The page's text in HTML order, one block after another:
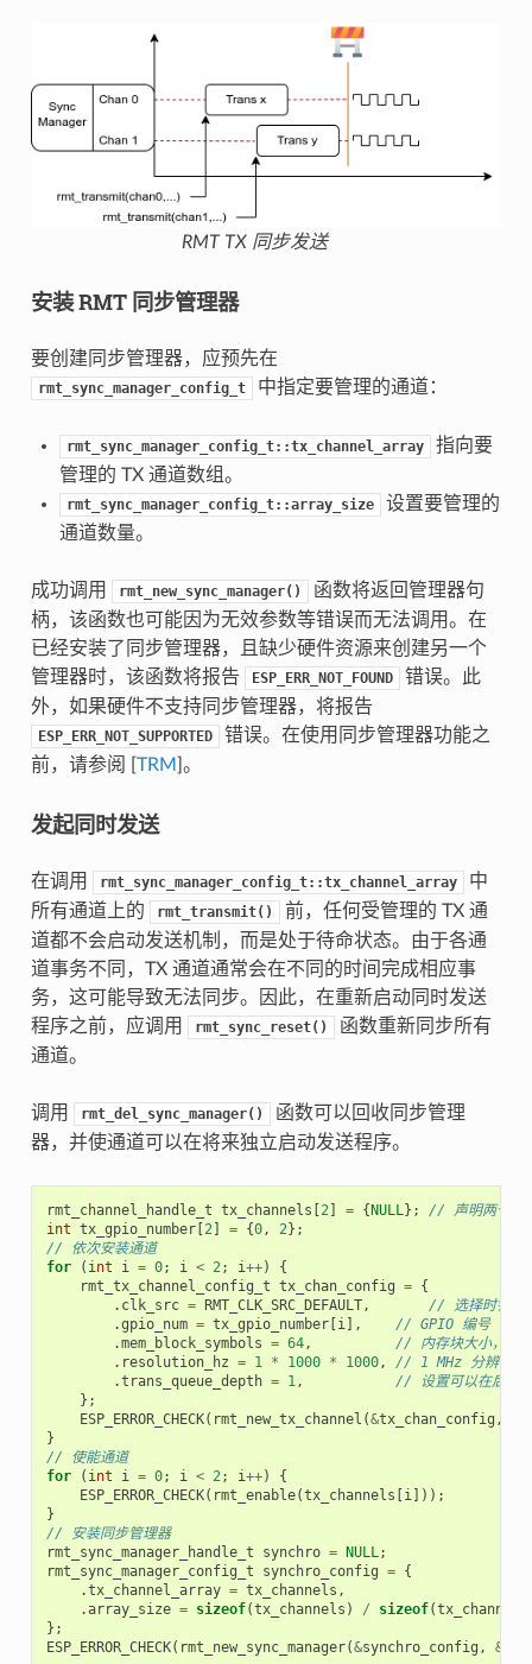
RMT TX 同步发送
安装 RMT 同步管理器
要创建同步管理器，应预先在
rmt_sync_manager_config_t 中指定要管理的通道：
rmt_sync_manager_config_t::tx_channel_array
指向要
管理的 TX 通道数组。
rmt_sync_manager_config_t::array_size
设置要管理的
通道数量。
成功调用 rmt_new_sync_manager()
函数将返回管理器句
柄，该函数也可能因为无效参数等错误而无法调用。在
已经安装了同步管理器，且缺少硬件资源来创建另一个
管理器时，该函数将报告
ESP_ERR_NOT_FOUND
错误。此
外，如果硬件不支持同步管理器，将报告
ESP_ERR_NOT_SUPPORTED
错误。在使用同步管理器功能之
前，请参阅 [ TRM ]。
发起同时发送
在调用 rmt_sync_manager_config_t::tx_channel_array
中
所有通道上的
rmt_transmit()
前，任何受管理的 TX 通
道都不会启动发送机制，而是处于待命状态。由于各通
道事务不同，TX 通道通常会在不同的时间完成相应事
务，这可能导致无法同步。因此，在重新启动同时发送
程序之前，应调用
rmt_sync_reset()
函数重新同步所有
通道。
调用 rmt_del_sync_manager()
函数可以回收同步管理
器，并使通道可以在将来独立启动发送程序。
rmt_channel_handle_t tx_channels 2] = { NULL};
// 声明两个通
int tx_gpio_number[ 2] = {0, 2};
// 依次安装通道
for
( int i = 0; i < 2; i++)
{
rmt_tx_channel_config_t tx_chan_config = {
. clk_src = RMT_CLK_SRC_DEFAULT,
// 选择时钟源
.gpio_num = tx_gpio_number[ i],
// GPIO 编号
.mem_block_symbols = 64,
// 内存块大小，
. resolution_hz = 1 * 1000 * 1000,
// 1 MHz 分辨率
.trans_queue_depth = 1,
// 设置可以在后台
};
ESP_ERROR_CHECK( rmt_new_tx_channel (&tx_chan_config ,
}
// 使能通道
for
( int i = 0; i < 2; i++)
{
ESP_ERROR_CHECK( rmt_enable(tx_channels i]));
}
// 安装同步管理器
rmt_sync_manager_handle_t
synchro = NULL;
rmt_sync_manager_config_t
synchro_config = {
.tx_channel_array = tx_channels ,
.array_size = sizeof(tx_channels ) / sizeof(tx_channels
};
ESP_ERROR_CHECK( rmt_new_sync_manager(&synchro_config , &